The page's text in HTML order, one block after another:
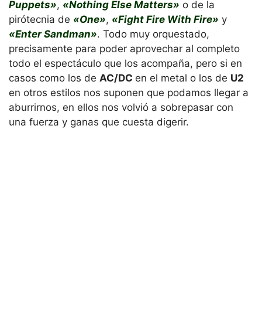
Puppets», «Nothing Else Matters» o de la
pirótecnia de «One», «Fight Fire With Fire» y
«Enter Sandman». Todo muy orquestado,
precisamente para poder aprovechar al completo
todo el espectáculo que los acompaña, pero si en
casos como los de AC/DC en el metal o los de U2
en otros estilos nos suponen que podamos llegar a
aburrirnos, en ellos nos volvió a sobrepasar con
una fuerza y ganas que cuesta digerir.